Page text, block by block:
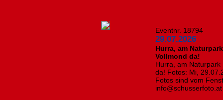
Eventnr. 18794
29.07.2026
Hurra, am
Vollmond da!
Hurra, am
da! Fotos: Mi,
Fotos sind vom